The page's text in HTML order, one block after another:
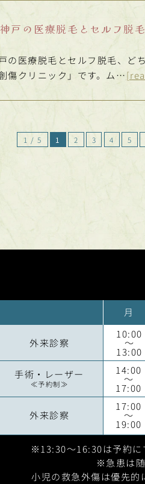
戸の医療脱毛とセルフ脱
の医療脱毛とセルフ脱毛、
傷クリニック」です。ム…
1 / 5 1 2 3 4 5
月
外来診察
10:00
～
13:00
手術・レーザー
≪予約制≫
14:00
～
17:00
外来診察
17:00
～
19:00
※13:30～16:30は予約に
※急患は随
小児の救急外傷は優先的